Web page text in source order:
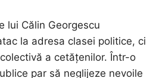
lui Călin Georgescu
la adresa clasei politice, ci
a cetățenilor. Într-o
par să neglijeze nevoile